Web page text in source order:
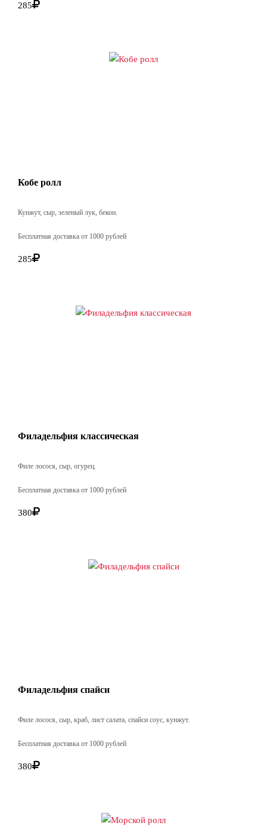
285
Кобе ролл
Кунжут, сыр, зеленый лук, бекон.
Бесплатная доставка от 1000 рублей
285
Филадельфия классическая
Филе лосося, сыр, огурец.
Бесплатная доставка от 1000 рублей
380
Филадельфия спайси
Филе лосося, сыр, краб, лист салата, спайси соус, кунжут.
Бесплатная доставка от 1000 рублей
380